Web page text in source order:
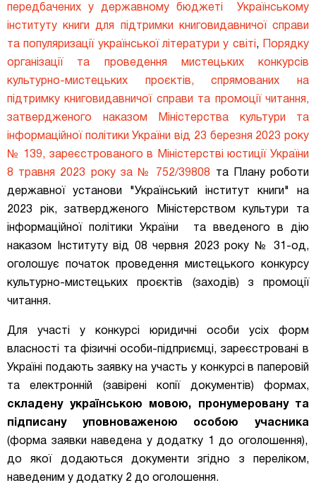
передбачених у державному бюджеті Українському
інституту книги для підтримки книговидавничої справи
та популяризації української літератури у світі,
Порядку
організації та проведення мистецьких конкурсів
культурно-мистецьких проєктів, спрямованих на
підтримку книговидавничої справи та промоції читання,
затвердженого наказом Міністерства культури та
інформаційної політики України від 23 березня 2023 року
№ 139, зареєстрованого в Міністерстві юстиції України
8 травня 2023 року за № 752/39808
та Плану роботи
державної установи "Український інститут книги" на
2023 рік, затвердженого Міністерством культури та
інформаційної політики України та введеного в дію
наказом Інституту від 08 червня 2023 року № 31-од,
оголошує початок проведення мистецького конкурсу
культурно-мистецьких проєктів (заходів) з промоції
читання.
Для участі у конкурсі юридичні особи усіх форм
власності та фізичні особи-підприємці, зареєстровані в
Україні подають заявку на участь у конкурсі в паперовій
та електронній (завірені копії документів) формах,
складену українською мовою, пронумеровану та
підписану уповноваженою особою учасника
(форма заявки наведена удодатку 1 до оголошення),
до якої додаються документи згідно з переліком,
наведеним у додатку 2 до оголошення.